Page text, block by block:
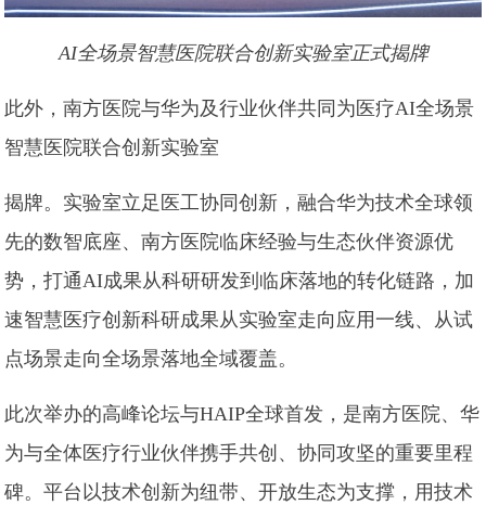
AI全场景智慧医院联合创新实验室正式揭牌
此外，南方医院与华为及行业伙伴共同为医疗AI全场景
智慧医院联合创新实验室
揭牌。实验室立足医工协同创新，融合华为技术全球领
先的数智底座、南方医院临床经验与生态伙伴资源优
势，打通AI成果从科研研发到临床落地的转化链路，加
速智慧医疗创新科研成果从实验室走向应用一线、从试
点场景走向全场景落地全域覆盖。
此次举办的高峰论坛与HAIP全球首发，是南方医院、华
为与全体医疗行业伙伴携手共创、协同攻坚的重要里程
碑。平台以技术创新为纽带、开放生态为支撑，用技术